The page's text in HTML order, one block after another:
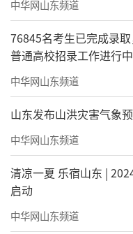
中华网山东频道
76845名考生已完成录
普通高校招录工作进行中
中华网山东频道
山东发布山洪灾害气象
中华网山东频道
清凉一夏 乐宿山东 |
启动
中华网山东频道